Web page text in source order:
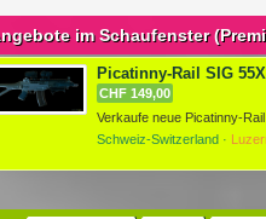
im Schaufenster
Picatinny-Rail SIG
CHF 149,00
Schweiz-Switzerland ·